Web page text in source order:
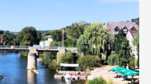
schönste
ideal für Kanutouren. Direkt
Traum, den wir nun Leben.